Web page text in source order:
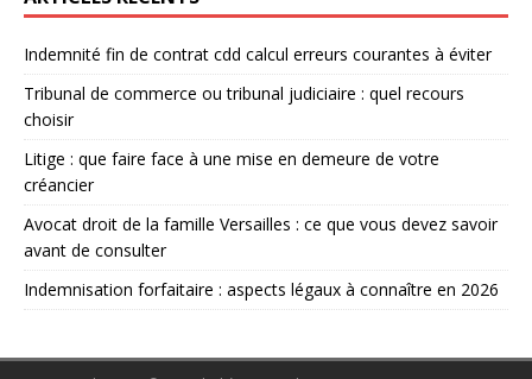
Indemnité fin de contrat cdd calcul erreurs courantes à éviter
Tribunal de commerce ou tribunal judiciaire : quel recours
choisir
Litige : que faire face à une mise en demeure de votre
créancier
Avocat droit de la famille Versailles : ce que vous devez savoir
avant de consulter
Indemnisation forfaitaire : aspects légaux à connaître en 2026